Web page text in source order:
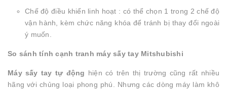
Chế độ điều khiển linh hoạt : có thể chọn 1 trong 2 chế độ
vận hành, kèm chức năng khóa để tránh bị thay đổi ngoài
ý muốn.
So sánh tính cạnh tranh máy sấy tay Mitshubishi
Máy sấy tay tự động hiện có trên thị trường cũng rất nhiều
hãng với chủng loại phong phú. Nhưng các dòng máy làm khô